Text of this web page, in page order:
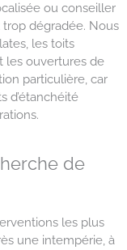
ou conseiller
dégradée. Nous
les toits
les ouvertures de
particulière, car
d’étanchéité
de
les plus
une intempérie, à